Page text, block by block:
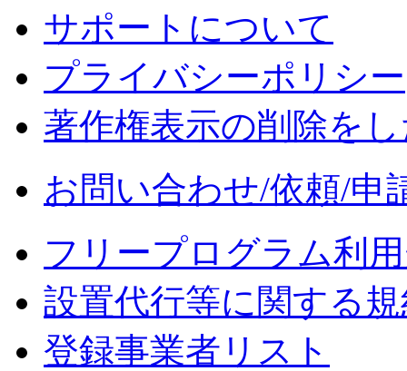
サポートについて
プライバシーポリシー
著作権表示の削除を
お問い合わせ/依頼/申
フリープログラム利
設置代行等に関する
登録事業者リスト